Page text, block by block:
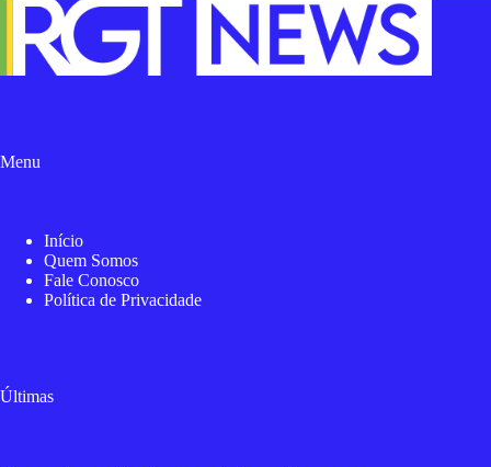
Menu
Início
Quem Somos
Fale Conosco
Política de Privacidade
Últimas